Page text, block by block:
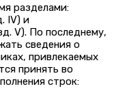
разделами:
IV) и
V). По последнему,
сведения о
привлекаемых
принять во
строк: